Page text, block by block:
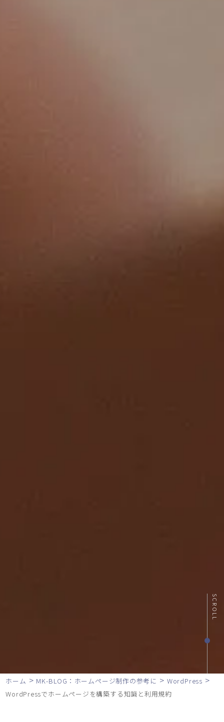
SCROLL
ホーム > MK-BLOG：ホームページ制作の参考に > WordPress >
WordPressでホームページを構築する知識と利用規約